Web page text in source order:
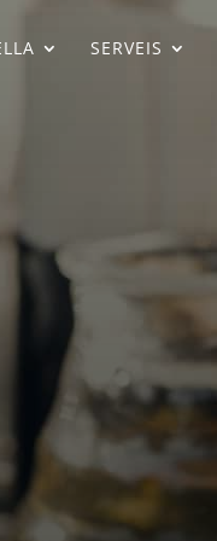
SERVEIS